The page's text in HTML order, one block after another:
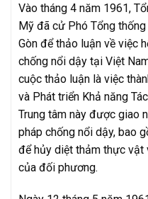
Vào tháng 4 năm 1961,
Mỹ đã cử Phó Tổng
Gòn để thảo luận về việc
chống nổi dậy tại Việt
cuộc thảo luận là việc
và Phát triển Khả năng
Trung tâm này được giao
pháp chống nổi dậy, bao
để hủy diệt thảm thực vật
của đối phương.